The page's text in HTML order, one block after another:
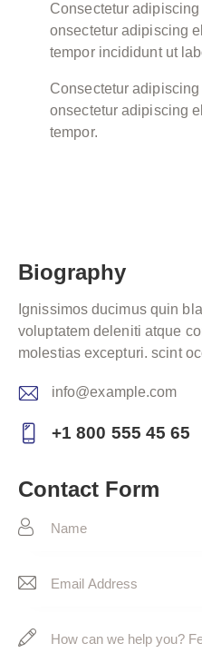
Consectetur
onsectetur adipiscing
tempor incididunt ut
Consectetur
onsectetur adipiscing
tempor.
Biography
Ignissimos ducimus quin
voluptatem deleniti atque
molestias excepturi. scint
E-
m
info@example.com
on
+1 800 555 45 65
Contact Form